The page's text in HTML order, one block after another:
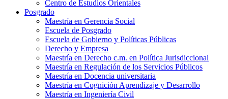
Centro de Estudios Orientales
Posgrado
Maestría en Gerencia Social
Escuela de Posgrado
Escuela de Gobierno y Políticas Públicas
Derecho y Empresa
Maestría en Derecho c.m. en Política Jurisdiccional
Maestría en Regulación de los Servicios Públicos
Maestría en Docencia universitaria
Maestría en Cognición Aprendizaje y Desarrollo
Maestría en Ingeniería Civil